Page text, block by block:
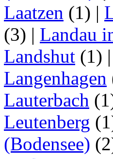
Laatzen (1) |
(3) | Landau
Landshut (1) |
Langenhagen
Lauterbach
Leutenberg
(Bodensee)